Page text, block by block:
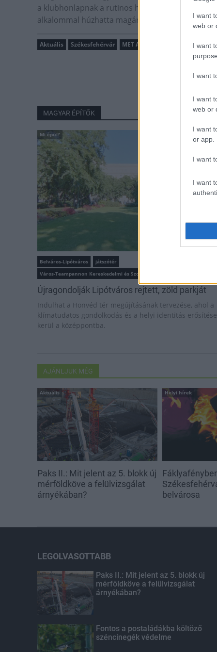
I want
web or
I want
I want
I want
web or
I want
or app.
I want
I want
a klubhonlapnak a rutinos hátvéd. Vojvoda 17
alkalommal húzhatta magára a címeres mezt és
Aktuális Székesfehérvár MET Aréna
MAGYAR ÉPÍTŐK
Mi épül?
Belváros-Lipótváros
játszótér
Város-Teampannon Kereskedelmi és Szolgáltató Kft.
Újragondolják Lipótváros rejtett, zöld parkját
Indulhat a Honvéd tér megújításának tervezése, ahol a
klímatudatos gondolkodás és a helyi identitás erősítése
kerül a középpontba.
AJÁNLJUK MÉG
Aktuális
Paks II.: Mit jelent az 5. blokk új
mérföldköve a felülvizsgálat
árnyékában?
Helyi hírek
belvárosa
LEGOLVASOTTABB
Paks II.: Mit jelent az 5. blokk új
mérföldköve a felülvizsgálat
árnyékában?
Fontos a postaládákba költöző
széncinegék védelme